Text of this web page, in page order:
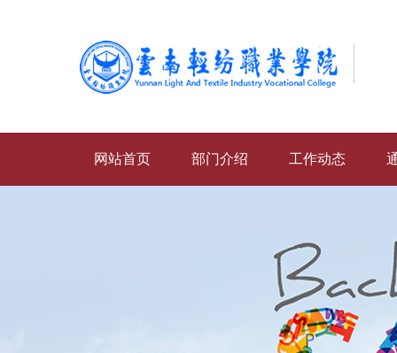
网站首页 部门介绍 工作动态